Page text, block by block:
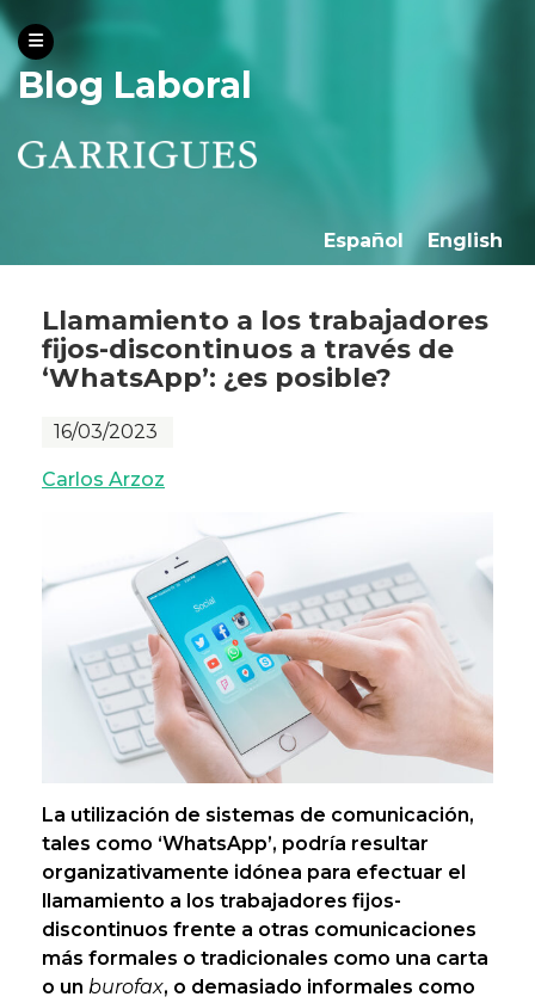
Blog Laboral
Español English
Llamamiento a los trabajadores
fijos-discontinuos a través de
‘WhatsApp’: ¿es posible?
16/03/2023
Carlos Arzoz
La utilización de sistemas de comunicación,
tales como ‘WhatsApp’, podría resultar
organizativamente idónea para efectuar el
llamamiento a los trabajadores fijos-
discontinuos frente a otras comunicaciones
más formales o tradicionales como una carta
o un burofax, o demasiado informales como